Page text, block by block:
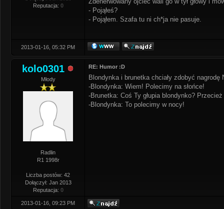
Reputacja: 0
- Pojąłeś?
- Pojąłem. Szafa tu ni ch*ja nie pasuje.
2013-01-16, 05:32 PM
kolo0301
Młody
Radlin
R1 1998r
Liczba postów: 42
Dołączył: Jan 2013
Reputacja: 0
RE: Humor :D
Blondynka i brunetka chciały zdobyć
-Blondynka: Wiem! Polecimy na słońce!
-Brunetka: Coś Ty głupia blondynko?
-Blondynka: To polecimy w nocy!
2013-01-16, 09:23 PM